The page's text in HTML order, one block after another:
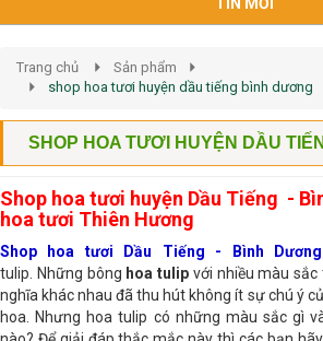
Trang chủ
Sản phẩm
shop hoa tươi huyện dầu tiếng bình dương
SHOP HOA TƯƠI HUYỆN DẦU
Shop hoa tươi huyện Dầu Tiếng -
hoa tươi Thiên Hương
Shop hoa tươi Dầu Tiếng - Bình Dương
tulip. Những bônghoa tulipvới nhiều màu sắc
nghĩa khác nhau đã thu hút không ít sự chú ý
hoa. Nhưng hoa tulip có những màu sắc gì